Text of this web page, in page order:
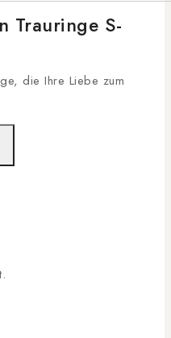
Trauringe S-
die Ihre Liebe zum